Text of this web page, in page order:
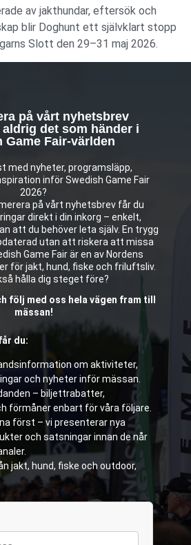
av jakthundar, eftersök och
blir Doghunt ett självklart stopp
Slott den 29–31 maj 2026.
på vårt nyhetsbrev
det som händer i
Game Fair-världen
med nyheter, programsläpp,
inför Swedish Game Fair
2026?
på vårt nyhetsbrev får du
direkt i din inkorg – enkelt,
att du behöver leta själv. En trygg
utan att riskera att missa
Game Fair är en av Nordens
för jakt, hund, fiske och friluftsliv.
hålla dig steget före?
följ med oss hela vägen fram till
mässan!
du:
om aktiviteter,
och nyheter inför mässan.
– biljettrabatter,
förmåner enbart för våra följare.
först – vi presenterar nya
och satsningar innan de når
jakt, hund, fiske och outdoor,